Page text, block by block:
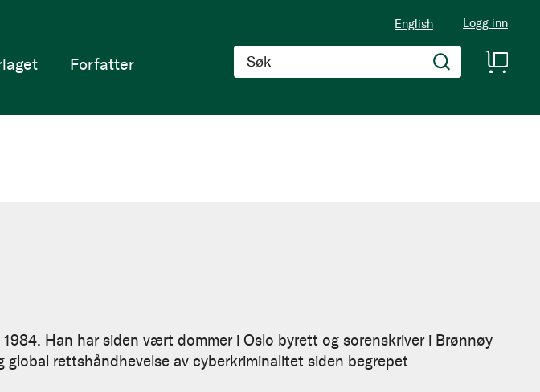
English Logg inn
Søk
Forfatter
Han har siden vært dommer i Oslo byrett og sorenskriver i Brønnøy
rettshåndhevelse av cyberkriminalitet siden begrepet